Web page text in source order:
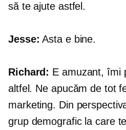
să te ajute astfel.
Jesse: Asta e bine.
Richard: E amuzant, îmi
altfel. Ne apucăm de tot
marketing. Din
grup demografic la care